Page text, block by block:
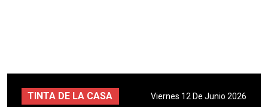
TINTA DE LA CASA
Viernes 12 De Junio 2026